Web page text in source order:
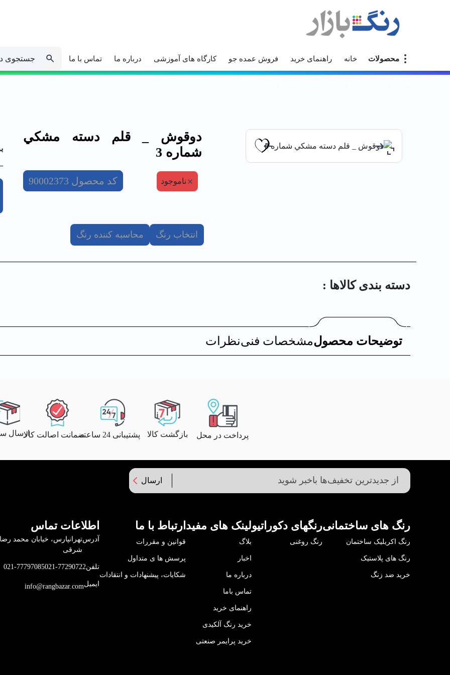
محصولات خانه راهنمای خرید فروش عمده جو کارگاه های آموزشی درباره ما تماس با ما جستجوی
دوقوش _ قلم دسته مشكي
شماره 3
ناموجود کد محصول 90002373
انتخاب رنگ محاسبه کننده رنگ
دسته بندی کالا‌ها :
توضیحات محصولمشخصات فنینظرات
پرداخت در محل بازگشت کالا پشتیبانی 24 ساعته ضمانت اصالت کالاارسال
ارسال
رنگ های ساختمانی
رنگ اکریلیک ساختمان
رنگ های پلاستیک
خرید ضد زنگ
رنگهای دکوراتیو
رنگ روغنی
لینک های مفید
بلاگ
اخبار
درباره ما
تماس باما
راهنمای خرید
خرید رنگ آلکیدی
خرید پرایمر صنعتی
ارتباط با ما
قوانین و مقررات
پرسش ها ی متداول
شکایات، پیشنهادات و انتقادات
اطلاعات تماس
آدرس
شرقی
تلفن021-77290722
021-77797085
ایمیلinfo@rangbazar.com